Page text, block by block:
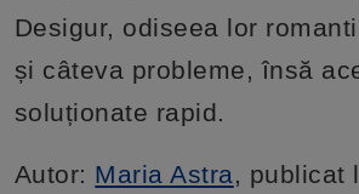
Desigur, odiseea lor
și câteva probleme, însă
soluționate rapid.
Autor: Maria Astra, publicat